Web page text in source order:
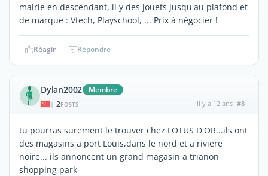
mairie en descendant, il y des jouets jusqu'au plafond et
de marque : Vtech, Playschool, ... Prix à négocier !
Réagir Répondre
Dylan2002 Membre
| 2POSTS il y a 12 ans #8
tu pourras surement le trouver chez LOTUS D'OR...ils ont
des magasins a port Louis,dans le nord et a riviere
noire... ils annoncent un grand magasin a trianon
shopping park